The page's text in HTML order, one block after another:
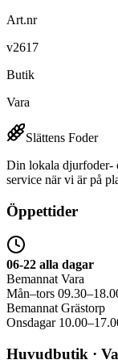
Art.nr
v2617
Butik
Vara
Slättens Foder
Din lokala djurfoder-
service när vi är på
Öppettider
06-22 alla dagar
Bemannat Vara
Mån–tors
Bemannat Grästorp
Onsdagar
Huvudbutik ·